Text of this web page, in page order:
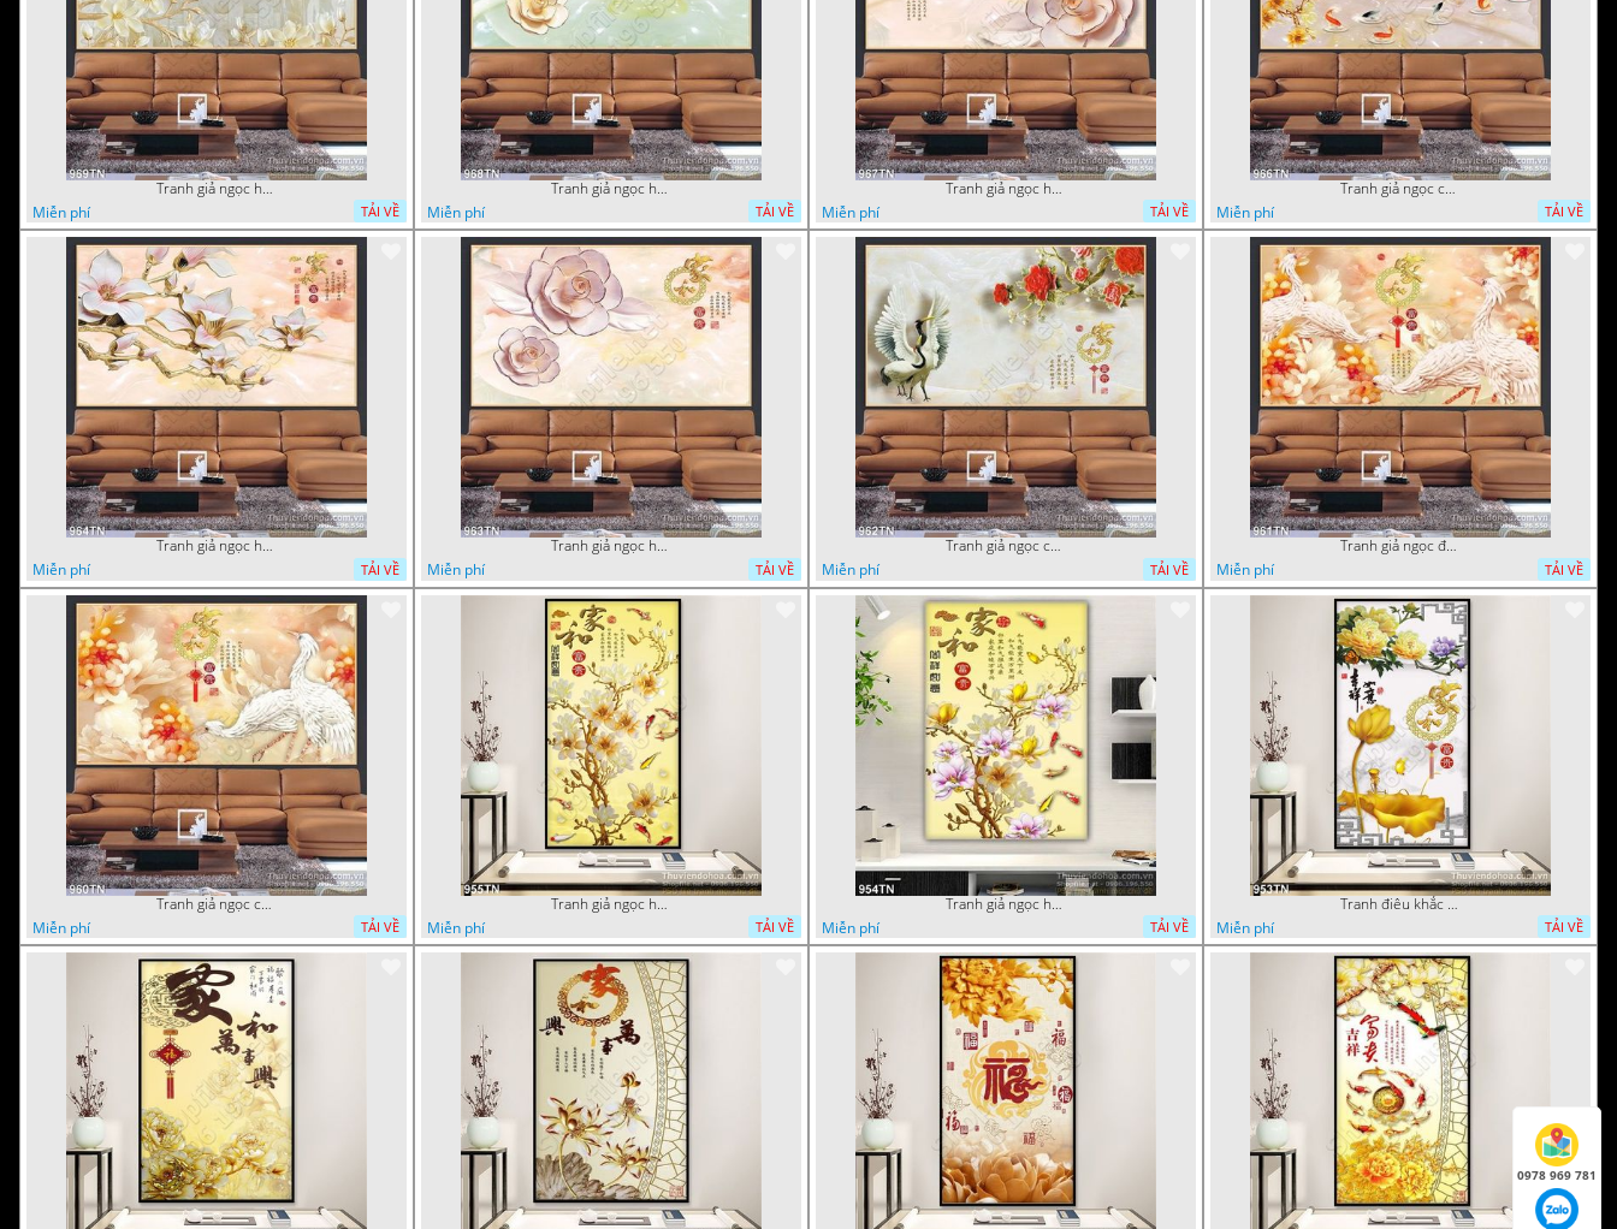
Tranh giả ngọc hoa nền gạch
Miễn phí
TẢI VỀ
Tranh giả ngọc hoa mai thư pháp
Miễn phí
TẢI VỀ
Tranh giả ngọc hoa mai
Miễn phí
TẢI VỀ
Tranh giả ngọc cá chép và hoa ngọc
Miễn phí
TẢI VỀ
Tranh giả ngọc hoa thư pháp treo tường
Miễn phí
TẢI VỀ
Tranh giả ngọc hoa thư pháp
Miễn phí
TẢI VỀ
Tranh giả ngọc chim hạc và hoa
Miễn phí
TẢI VỀ
Tranh giả ngọc đội hạc và hoa cúc
Miễn phí
TẢI VỀ
Tranh giả ngọc chim hạc và hoa cúc
Miễn phí
TẢI VỀ
Tranh giả ngọc hoa trang trí thư pháp
Miễn phí
TẢI VỀ
Tranh giả ngọc hoa mẫu trang trí
Miễn phí
TẢI VỀ
Tranh điêu khắc hoa mẫu đơn trang trí
Miễn phí
TẢI VỀ
0978 969 781